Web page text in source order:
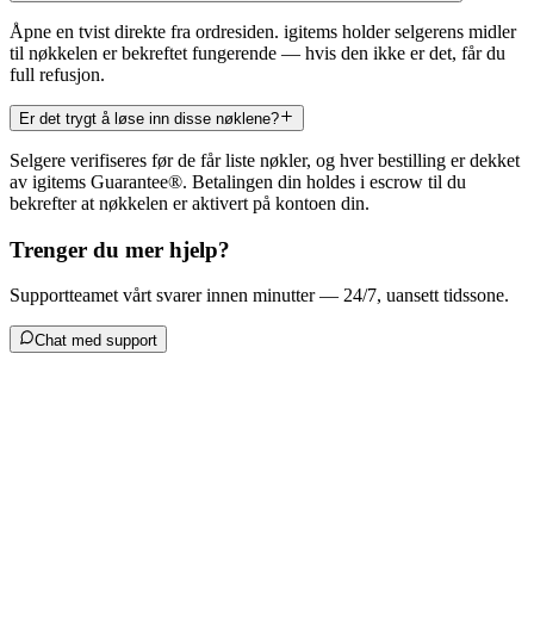
Åpne en tvist direkte fra ordresiden. igitems holder selgerens midler
til nøkkelen er bekreftet fungerende — hvis den ikke er det, får du
full refusjon.
Er det trygt å løse inn disse nøklene?
Selgere verifiseres før de får liste nøkler, og hver bestilling er dekket
av igitems Guarantee®. Betalingen din holdes i escrow til du
bekrefter at nøkkelen er aktivert på kontoen din.
Trenger du mer hjelp?
Supportteamet vårt svarer innen minutter — 24/7, uansett tidssone.
Chat med support